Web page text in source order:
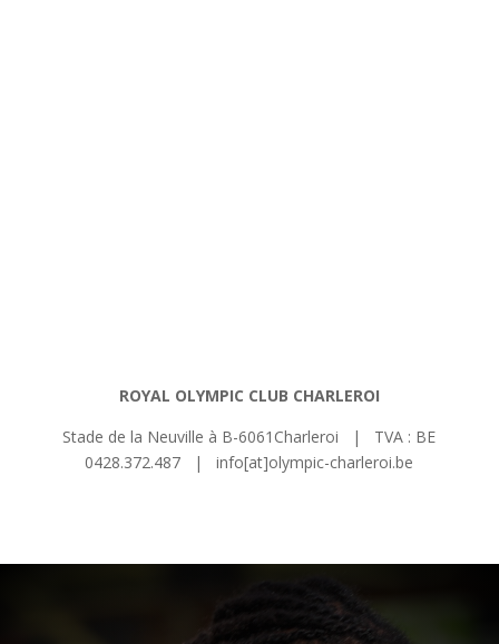
ROYAL OLYMPIC CLUB CHARLEROI
Stade de la Neuville à B-6061Charleroi | TVA : BE
0428.372.487 | info[at]olympic-charleroi.be